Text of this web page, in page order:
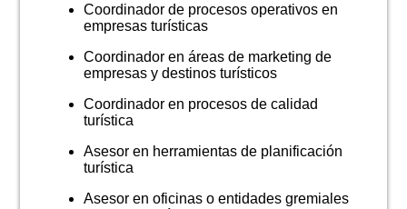
Coordinador de procesos operativos en
empresas turísticas
Coordinador en áreas de marketing de
empresas y destinos turísticos
Coordinador en procesos de calidad
turística
Asesor en herramientas de planificación
turística
Asesor en oficinas o entidades gremiales